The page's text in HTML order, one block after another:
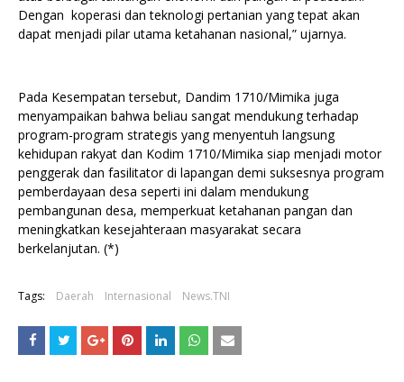
Dengan koperasi dan teknologi pertanian yang tepat akan
dapat menjadi pilar utama ketahanan nasional,” ujarnya.
Pada Kesempatan tersebut, Dandim 1710/Mimika juga
menyampaikan bahwa beliau sangat mendukung terhadap
program-program strategis yang menyentuh langsung
kehidupan rakyat dan Kodim 1710/Mimika siap menjadi motor
penggerak dan fasilitator di lapangan demi suksesnya program
pemberdayaan desa seperti ini dalam mendukung
pembangunan desa, memperkuat ketahanan pangan dan
meningkatkan kesejahteraan masyarakat secara
berkelanjutan. (*)
Tags: Daerah Internasional News.TNI